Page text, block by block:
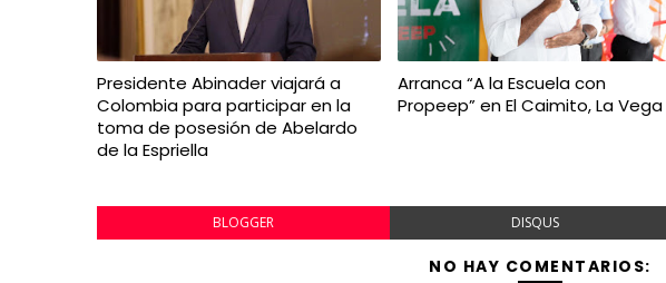
Presidente Abinader viajará a
Colombia para participar en la
toma de posesión de Abelardo
de la Espriella
Arranca “A la Escuela con
Propeep” en El Caimito, La Vega
BLOGGER DISQUS
NO HAY COMENTARIOS: